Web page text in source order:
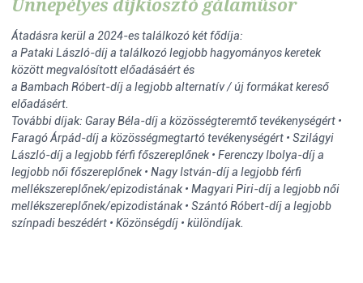
Ünnepélyes díjkiosztó gálaműsor
Átadásra kerül a 2024-es találkozó két fődíja:
a Pataki László-díj a találkozó legjobb hagyományos keretek
között megvalósított előadásáért és
a Bambach Róbert-díj a legjobb alternatív / új formákat kereső
előadásért.
További díjak: Garay Béla-díj a közösségteremtő tevékenységért •
Faragó Árpád-díj a közösségmegtartó tevékenységért • Szilágyi
László-díj a legjobb férfi főszereplőnek • Ferenczy Ibolya-díj a
legjobb női főszereplőnek • Nagy István-díj a legjobb férfi
mellékszereplőnek/epizodistának • Magyari Piri-díj a legjobb női
mellékszereplőnek/epizodistának • Szántó Róbert-díj a legjobb
színpadi beszédért • Közönségdíj • különdíjak.